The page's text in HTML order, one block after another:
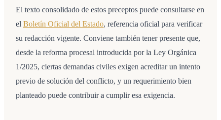
El texto consolidado de estos preceptos puede consultarse en
el Boletín Oficial del Estado, referencia oficial para verificar
su redacción vigente. Conviene también tener presente que,
desde la reforma procesal introducida por la Ley Orgánica
1/2025, ciertas demandas civiles exigen acreditar un intento
previo de solución del conflicto, y un requerimiento bien
planteado puede contribuir a cumplir esa exigencia.